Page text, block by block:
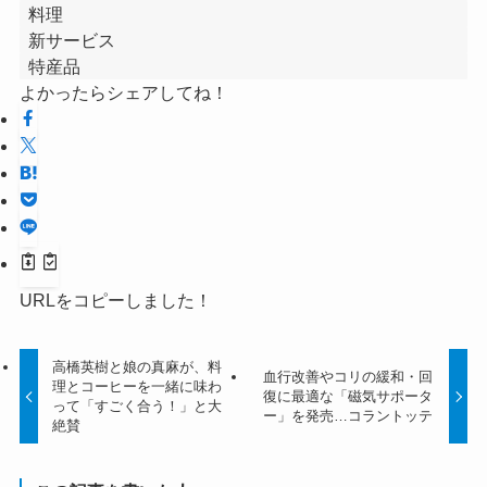
料理
新サービス
特産品
よかったらシェアしてね！
URLをコピーしました！
高橋英樹と娘の真麻が、料
理とコーヒーを一緒に味わ
って「すごく合う！」と大
絶賛
血行改善やコリの緩和・回
復に最適な「磁気サポータ
ー」を発売…コラントッテ